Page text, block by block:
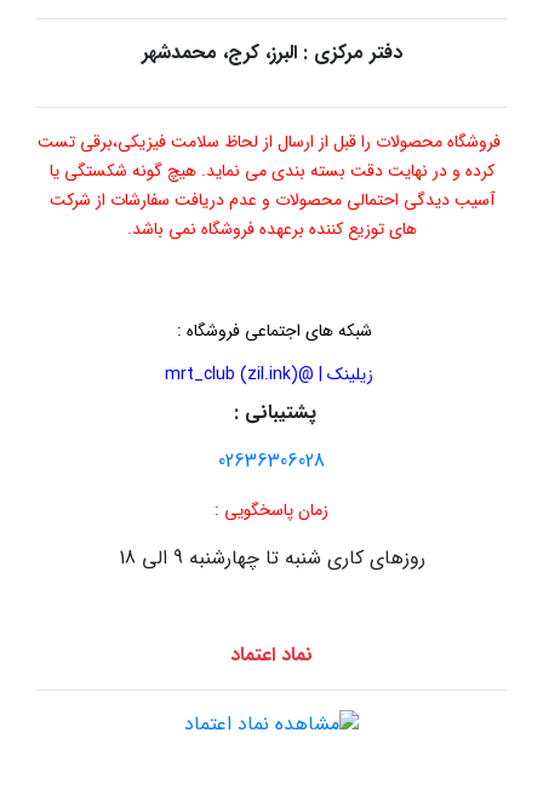
دفتر مرکزی : البرز، کرج، محمدشهر
فروشگاه محصولات را قبل از ارسال از لحاظ سلامت فیزیکی،برقی تست
کرده و در نهایت دقت بسته بندی می نماید. هیچ گونه شکستگی یا
آسیب دیدگی احتمالی محصولات و عدم دریافت سفارشات از شرکت
های توزیع کننده برعهده فروشگاه نمی باشد.
شبکه های اجتماعی فروشگاه :
زیلینک | @mrt_club (zil.ink)
پشتیبانی :
02636306028
زمان پاسخگویی :
روزهای کاری شنبه تا چهارشنبه 9 الی 18
نماد اعتماد